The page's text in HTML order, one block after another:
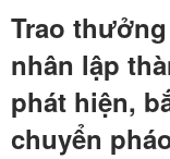
Trao
nhân lập
phát hiện,
chuyển